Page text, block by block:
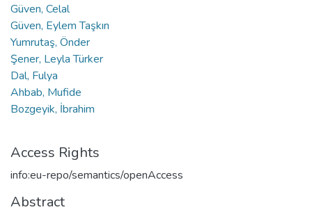
Güven, Celal
Güven, Eylem Taşkın
Yumrutaş, Önder
Şener, Leyla Türker
Dal, Fulya
Ahbab, Mufide
Bozgeyik, İbrahim
Access Rights
info:eu-repo/semantics/openAccess
Abstract